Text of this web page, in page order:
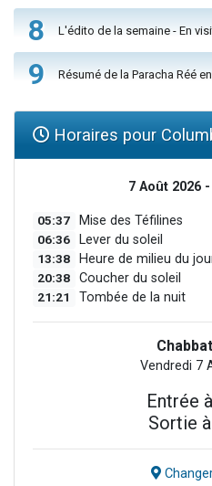
8 L'édito de la semaine - En
9 Résumé de la Paracha Réé
Horaires pour
7 Août 2026
05:37 Mise des Téfilines
06:36 Lever du soleil
13:38 Heure de milieu du
20:38 Coucher du soleil
21:21 Tombée de la nuit
Vendredi 7
Entrée à
Sortie à